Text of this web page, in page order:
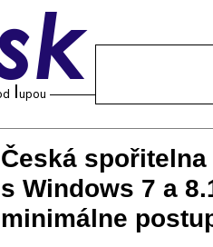
Česká
s Windows 7 a
minimálne